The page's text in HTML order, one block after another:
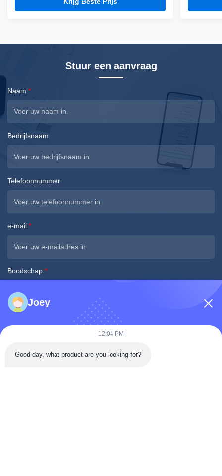
fiber silicone skin. Waterproof, resistant to high
fiber
Stuur een aanvraag
Naam *
Bedrijfsnaam
Telefoonnummer
e-mail *
Boodschap *
Nu indienen
Joey
12:04 PM
Good day, what product are you looking for?